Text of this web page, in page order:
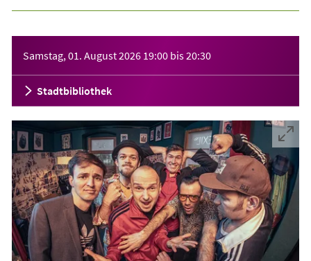
Samstag, 01. August 2026 19:00 bis20:30
Stadtbibliothek